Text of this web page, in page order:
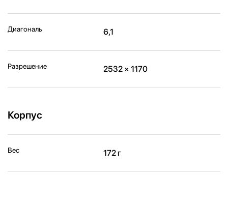
Диагональ 6,1
Разрешение 2532 × 1170
Корпус
Вес 172 г